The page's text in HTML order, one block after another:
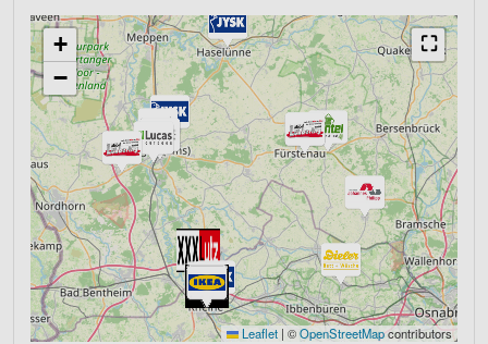
⛶
+
−
Leaflet | ©OpenStreetMapcontributors